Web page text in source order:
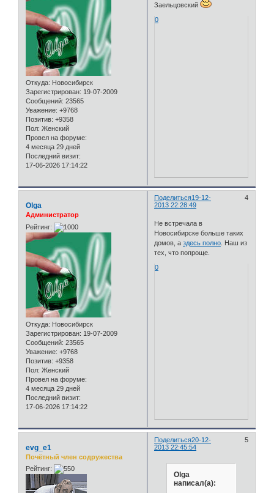
Откуда: Новосибирск
Зарегистрирован: 19-07-2009
Сообщений: 23565
Уважение: +9768
Позитив: +9358
Пол: Женский
Провел на форуме:
4 месяца 29 дней
Последний визит:
17-06-2026 17:14:22
Заельцовский
0
Поделиться 4
19-12-
2013 22:28:49
Olga
Администратор
Рейтинг:
Откуда: Новосибирск
Зарегистрирован: 19-07-2009
Сообщений: 23565
Уважение: +9768
Позитив: +9358
Пол: Женский
Провел на форуме:
4 месяца 29 дней
Последний визит:
17-06-2026 17:14:22
Не встречала в
Новосибирске больше таких
домов, аздесь полно . Наш из
тех, что попроще.
0
Поделиться 5
20-12-
2013 22:45:54
evg_e1
Почётный член содружества
Рейтинг:
Olga
написал(а):